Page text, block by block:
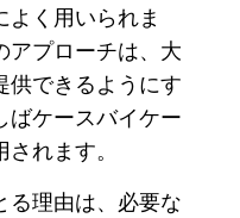
よく用いられま
アプローチは、大
供できるようにす
ばケースバイケー
れます。
る理由は、必要な